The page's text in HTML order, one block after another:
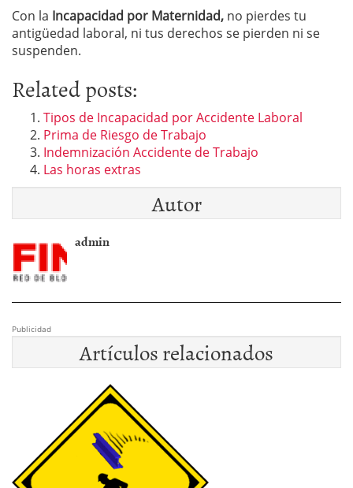
Con la Incapacidad por Maternidad, no pierdes tu
antigüedad laboral, ni tus derechos se pierden ni se
suspenden.
Related posts:
Tipos de Incapacidad por Accidente Laboral
Prima de Riesgo de Trabajo
Indemnización Accidente de Trabajo
Las horas extras
Autor
admin
Publicidad
Artículos relacionados